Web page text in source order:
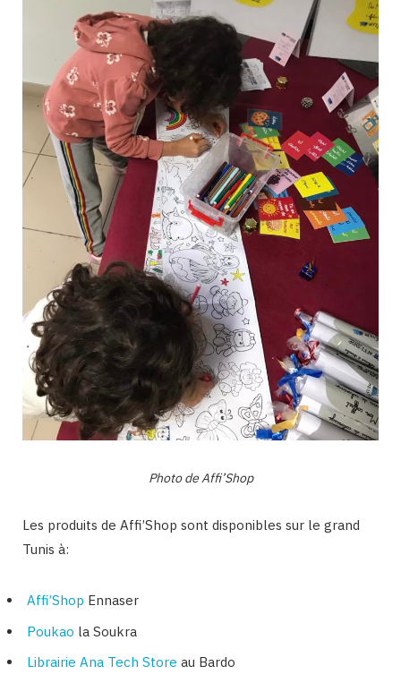
Photo de Affi’Shop
Les produits de Affi’Shop sont disponibles sur le grand
Tunis à:
Affi’Shop Ennaser
Poukao la Soukra
Librairie Ana Tech Store au Bardo